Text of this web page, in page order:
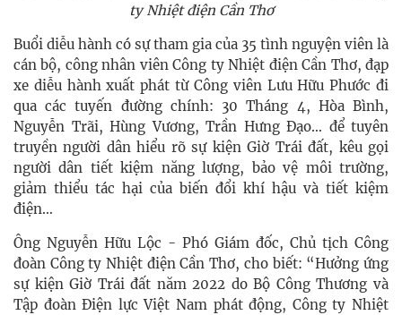
ty Nhiệt điện Cần Thơ
Buổi diễu hành có sự tham gia của 35 tình nguyện viên là
cán bộ, công nhân viên Công ty Nhiệt điện Cần Thơ, đạp
xe diễu hành xuất phát từ Công viên Lưu Hữu Phước đi
qua các tuyến đường chính: 30 Tháng 4, Hòa Bình,
Nguyễn Trãi, Hùng Vương, Trần Hưng Ðạo… để tuyên
truyền người dân hiểu rõ sự kiện Giờ Trái đất, kêu gọi
người dân tiết kiệm năng lượng, bảo vệ môi trường,
giảm thiểu tác hại của biến đổi khí hậu và tiết kiệm
điện…
Ông Nguyễn Hữu Lộc - Phó Giám đốc, Chủ tịch Công
đoàn Công ty Nhiệt điện Cần Thơ, cho biết: “Hưởng ứng
sự kiện Giờ Trái đất năm 2022 do Bộ Công Thương và
Tập đoàn Ðiện lực Việt Nam phát động, Công ty Nhiệt